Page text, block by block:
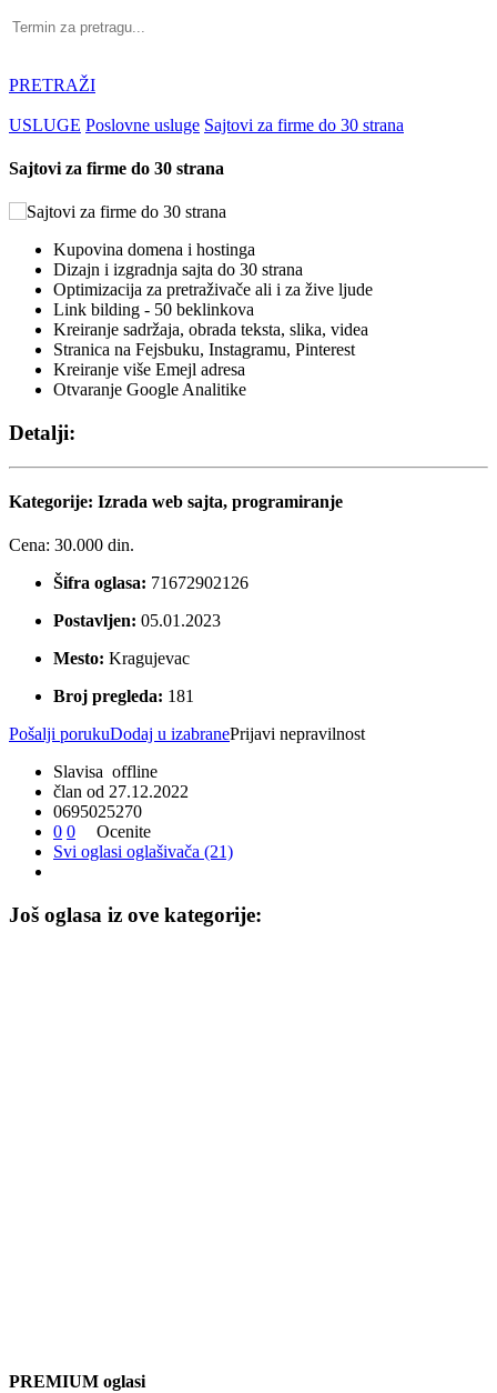
PRETRAŽI
USLUGE Poslovne usluge Sajtovi za firme do 30 strana
Sajtovi za firme do 30 strana
Kupovina domena i hostinga
Dizajn i izgradnja sajta do 30 strana
Optimizacija za pretraživače ali i za žive ljude
Link bilding - 50 beklinkova
Kreiranje sadržaja, obrada teksta, slika, videa
Stranica na Fejsbuku, Instagramu, Pinterest
Kreiranje više Emejl adresa
Otvaranje Google Analitike
Detalji:
Kategorije: Izrada web sajta, programiranje
Cena: 30.000 din.
Šifra oglasa: 71672902126
Postavljen: 05.01.2023
Mesto: Kragujevac
Broj pregleda: 181
Pošalji porukuDodaj u izabranePrijavi nepravilnost
Slavisa offline
član od 27.12.2022
0695025270
0 0
Ocenite
Svi oglasi oglašivača (21)
Još oglasa iz ove kategorije:
PREMIUM oglasi